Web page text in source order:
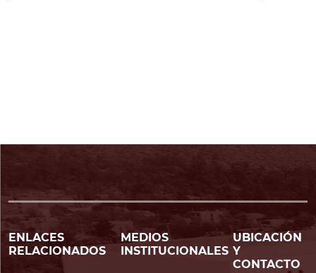
ENLACES
RELACIONADOS
MEDIOS
INSTITUCIONALES
UBICACIÓN
Y
CONTACTO